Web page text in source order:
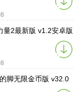
量2最新版 v1.2安卓版
脚无限金币版 v32.0